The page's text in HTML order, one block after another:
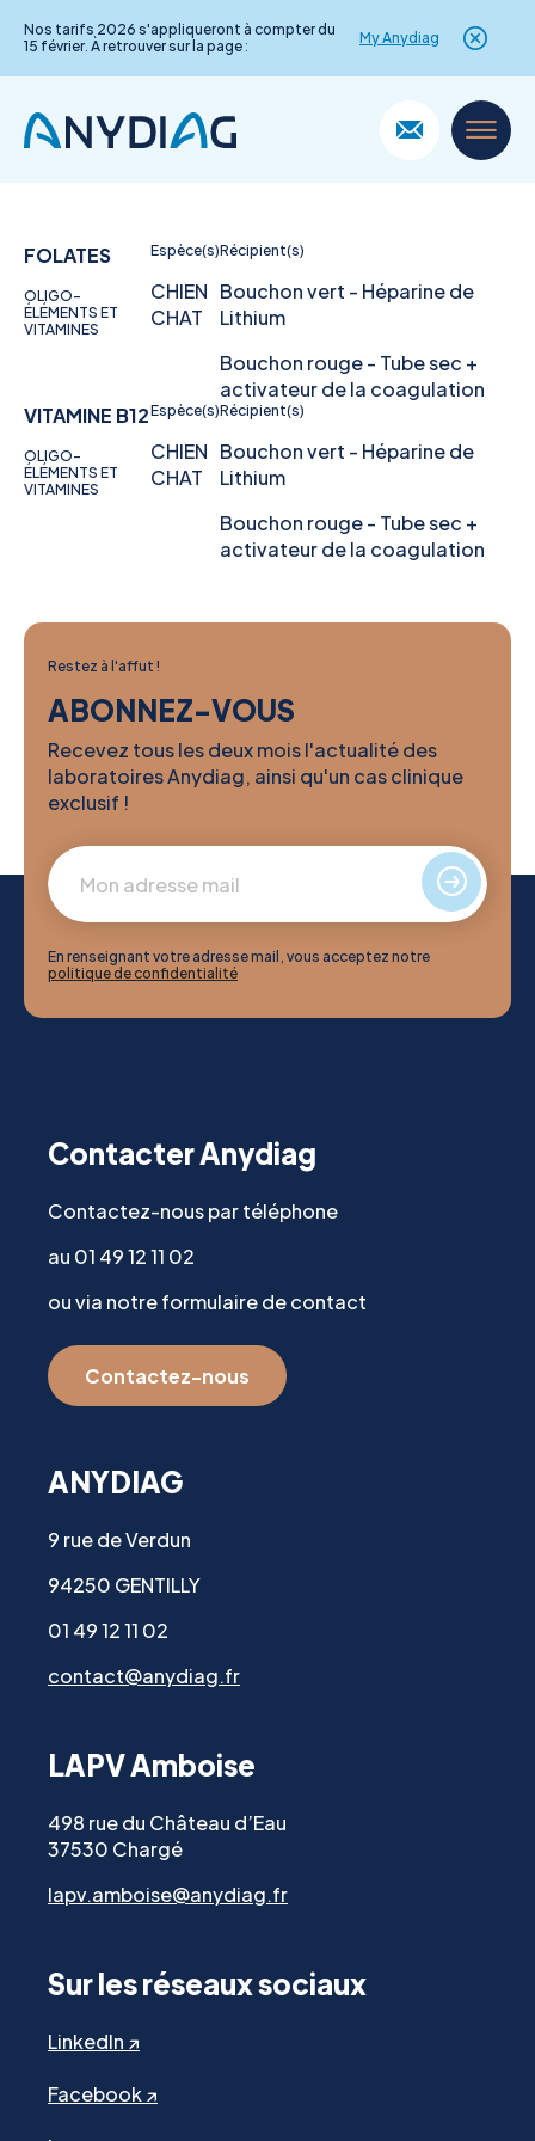
Nos tarifs 2026 s'appliqueront à compter du
15 février. À retrouver sur la page :
My Anydiag
content
FOLATES
OLIGO-
ÉLÉMENTS ET
VITAMINES
Espèce(s)
CHIEN
CHAT
Récipient(s)
Bouchon vert - Héparine de
Lithium
Bouchon rouge - Tube sec +
activateur de la coagulation
VITAMINE B12
OLIGO-
ÉLÉMENTS ET
VITAMINES
Espèce(s)
CHIEN
CHAT
Récipient(s)
Bouchon vert - Héparine de
Lithium
Bouchon rouge - Tube sec +
activateur de la coagulation
Restez à l'affut !
ABONNEZ-VOUS
Recevez tous les deux mois l'actualité des
laboratoires Anydiag, ainsi qu'un cas clinique
exclusif !
En renseignant votre adresse mail, vous acceptez notre
politique de confidentialité
Contacter Anydiag
Contactez-nous par téléphone
au 01 49 12 11 02
ou via notre formulaire de contact
Contactez-nous
ANYDIAG
9 rue de Verdun
94250 GENTILLY
01 49 12 11 02
contact@anydiag.fr
LAPV Amboise
498 rue du Château d’Eau
37530 Chargé
lapv.amboise@anydiag.fr
Sur les réseaux sociaux
LinkedIn ↗
Facebook ↗